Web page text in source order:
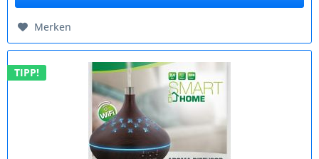
Merken
TIPP!